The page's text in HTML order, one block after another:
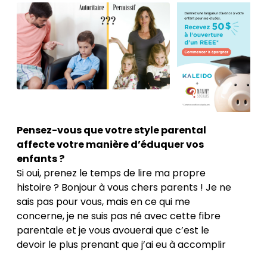
Pensez-vous que votre style parental
affecte votre manière d’éduquer vos
enfants ?
Si oui, prenez le temps de lire ma propre
histoire ? Bonjour à vous chers parents ! Je ne
sais pas pour vous, mais en ce qui me
concerne, je ne suis pas né avec cette fibre
parentale et je vous avouerai que c’est le
devoir le plus prenant que j’ai eu à accomplir